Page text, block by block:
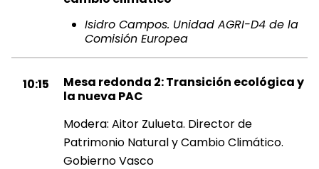
Isidro Campos. Unidad AGRI-D4 de la
Comisión Europea
10:15
Mesa redonda 2: Transición ecológica y
la nueva PAC
Modera: Aitor Zulueta. Director de
Patrimonio Natural y Cambio Climático.
Gobierno Vasco